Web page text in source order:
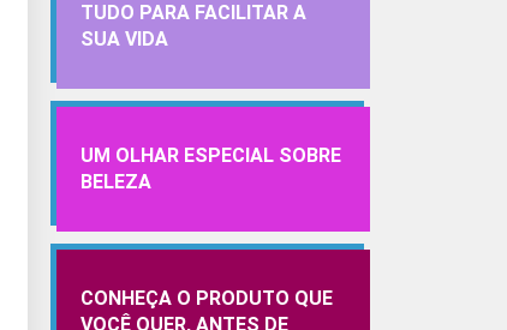
TUDO PARA FACILITAR A
SUA VIDA
UM OLHAR ESPECIAL SOBRE
BELEZA
CONHEÇA O PRODUTO QUE
VOCÊ QUER, ANTES DE